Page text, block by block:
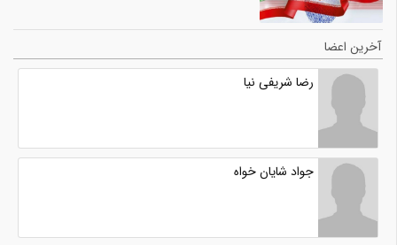
آخرین اعضا
رضا شریفی نیا
جواد شایان خواه